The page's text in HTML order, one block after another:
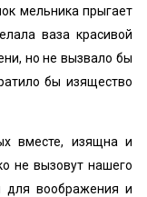
мельника прыгает
ваза красивой
но не вызвало бы
бы изящество
вместе, изящна и
не вызовут нашего
для воображения и